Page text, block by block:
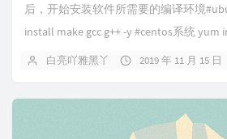
后，开始安装软件所需要的编译环境
install make gcc g++ -y #centos系统 yum
白亮吖雅黑丫 2019 年 11 月 15 日